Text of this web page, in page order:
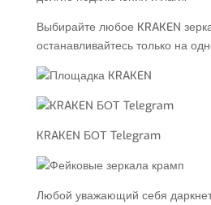
Выбирайте любое KRAKEN
останавливайтесь только на
KRAKEN БОТ Telegram
Любой уважающий себя